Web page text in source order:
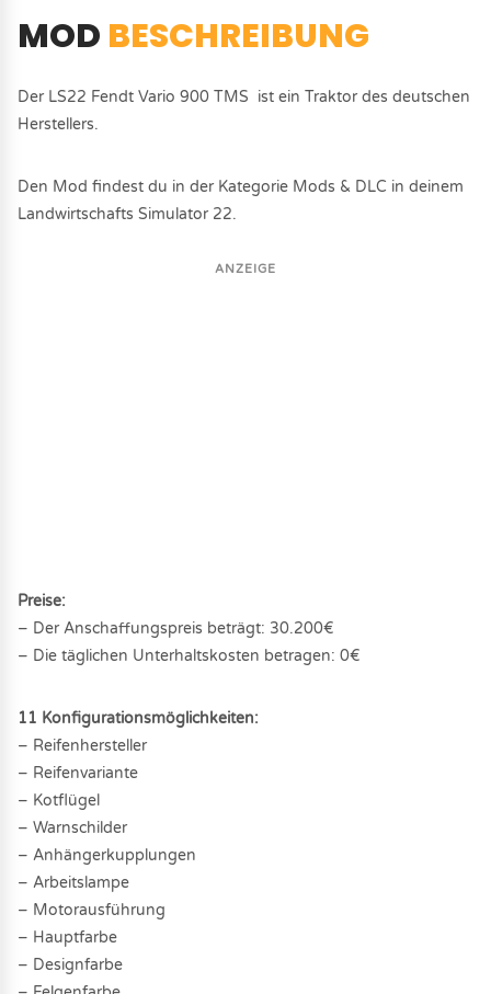
MOD BESCHREIBUNG
Der LS22 Fendt Vario 900 TMS ist ein Traktor des deutschen
Herstellers.
Den Mod findest du in der Kategorie Mods & DLC in deinem
Landwirtschafts Simulator 22.
ANZEIGE
Preise:
– Der Anschaffungspreis beträgt: 30.200€
– Die täglichen Unterhaltskosten betragen: 0€
11 Konfigurationsmöglichkeiten:
– Reifenhersteller
– Reifenvariante
– Kotflügel
– Warnschilder
– Anhängerkupplungen
– Arbeitslampe
– Motorausführung
– Hauptfarbe
– Designfarbe